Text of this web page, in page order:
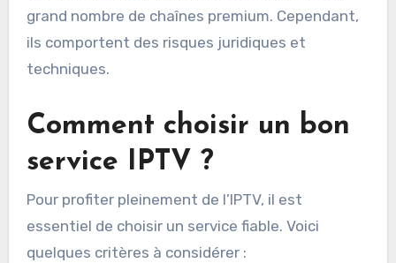
grand nombre de chaînes premium. Cependant,
ils comportent des risques juridiques et
techniques.
Comment choisir un bon
service IPTV ?
Pour profiter pleinement de l’IPTV, il est
essentiel de choisir un service fiable. Voici
quelques critères à considérer :